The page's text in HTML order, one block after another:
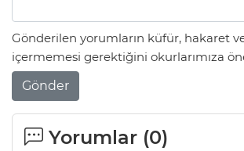
Gönderilen yorumların küfür, hakaret
içermemesi gerektiğini okurlarımıza
Gönder
Yorumlar (0)